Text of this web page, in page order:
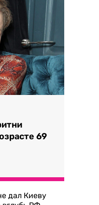
69
дал Киеву